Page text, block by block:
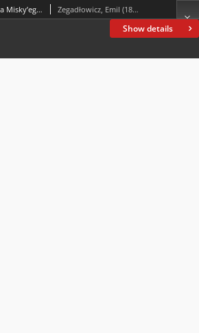
Show details
Katalog „Kwasoryty Ludwika Misky’ego wykonane w Krakowie w roku 1914, 1915, 1916”. Zegadłowicz, Emil (1888-1941)